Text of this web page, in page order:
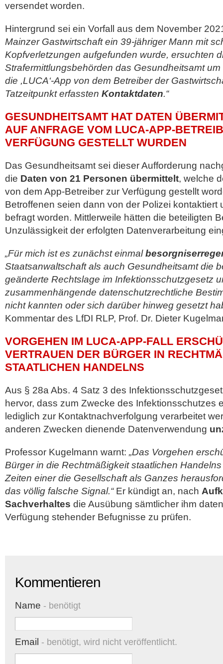
versendet worden.
Hintergrund sei ein Vorfall aus dem November
Mainzer Gastwirtschaft ein 39-jähriger Mann mit
Kopfverletzungen aufgefunden wurde, ersuchten
Strafermittlungsbehörden das Gesundheitsamt
die ,LUCA‘-App von dem Betreiber der
Tatzeitpunkt erfassten Kontaktdaten.“
GESUNDHEITSAMT HAT DATEN
AUF ANFRAGE VOM LUCA-APP-
VERFÜGUNG GESTELLT WURDEN
Das Gesundheitsamt sei dieser Aufforderung
die Daten von 21 Personen übermittelt, welche
von dem App-Betreiber zur Verfügung gestellt
Betroffenen seien dann von der Polizei kontaktiert
befragt worden. Mittlerweile hätten die beteiligten
Unzulässigkeit der erfolgten Datenverarbeitung
„Für mich ist es zunächst einmal
Staatsanwaltschaft als auch Gesundheitsamt die
geänderte Rechtslage im Infektionsschutzgesetz
zusammenhängende datenschutzrechtliche
nicht kannten oder sich darüber hinweg gesetzt
Kommentar des LfDI RLP, Prof. Dr. Dieter
VORGEHEN IM LUCA-APP-FALL
VERTRAUEN DER BÜRGER IN
TAATLICHEN HANDELNS
Aus § 28a Abs. 4 Satz 3 des
hervor, dass zum Zwecke des Infektionsschutzes
lediglich zur Kontaktnachverfolgung verarbeitet
anderen Zwecken dienende Datenverwendung
Professor Kugelmann warnt: „Das Vorgehen
Bürger in die Rechtmäßigkeit staatlichen
Zeiten einer die Gesellschaft als Ganzes
das völlig falsche Signal.“Er kündigt an, nach
Sachverhaltes die Ausübung sämtlicher ihm
Verfügung stehender Befugnisse zu prüfen.
Kommentieren
Name - benötigt
Email - benötigt, wird nicht veröffentlicht.